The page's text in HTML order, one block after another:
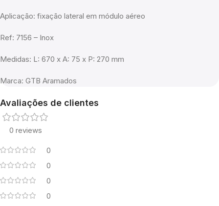
Aplicação: fixação lateral em módulo aéreo
Ref: 7156 – Inox
Medidas: L: 670 x A: 75 x P: 270 mm
Marca: GTB Aramados
Avaliações de clientes
0 reviews
0
0
0
0